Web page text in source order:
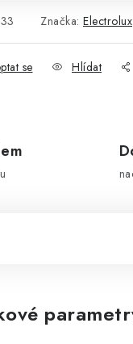
Značka: Electrolux
se Hlídat